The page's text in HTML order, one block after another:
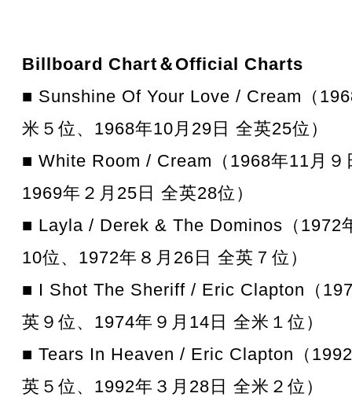
Billboard Chart＆Official Charts
■ Sunshine Of Your Love / Cream（
米５位、1968年10月29日 全英25位）
■ White Room / Cream（1968年11月９
1969年２月25日 全英28位）
■ Layla / Derek & The Dominos（1972
10位、1972年８月26日 全英７位）
■ I Shot The Sheriff / Eric Clapton（
英９位、1974年９月14日 全米１位）
■ Tears In Heaven / Eric Clapton（
英５位、1992年３月28日 全米２位）